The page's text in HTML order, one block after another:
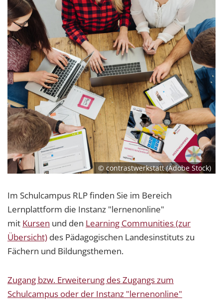
© contrastwerkstatt (Adobe Stock)
Im Schulcampus RLP finden Sie im Bereich
Lernplattform die Instanz "lernenonline"
mit Kursen und den Learning Communities (zur
Übersicht) des Pädagogischen Landesinstituts zu
Fächern und Bildungsthemen.
Zugang bzw. Erweiterung des Zugangs zum
Schulcampus oder der Instanz "lernenonline"